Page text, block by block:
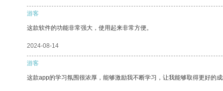
游客
这款软件的功能非常强大，使用起来非常方便。
2024-08-14
游客
这款app的学习氛围很浓厚，能够激励我不断学习，让我能够取得更好的